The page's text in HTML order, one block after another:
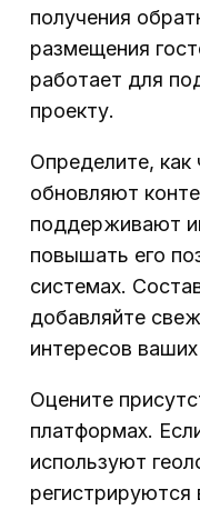
получения
размещения
работает для
проекту.
Определите,
обновляют
поддерживают
повышать его
системах.
добавляйте
интересов
Оцените
платформах.
используют
регистрируются